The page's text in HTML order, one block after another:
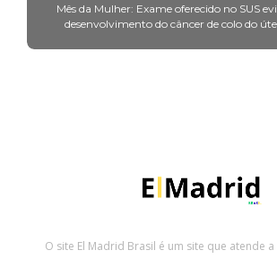
Mês da Mulher: Exame oferecido no SUS
desenvolvimento do câncer de colo do
O site El Madrid Brasil é um site que atende